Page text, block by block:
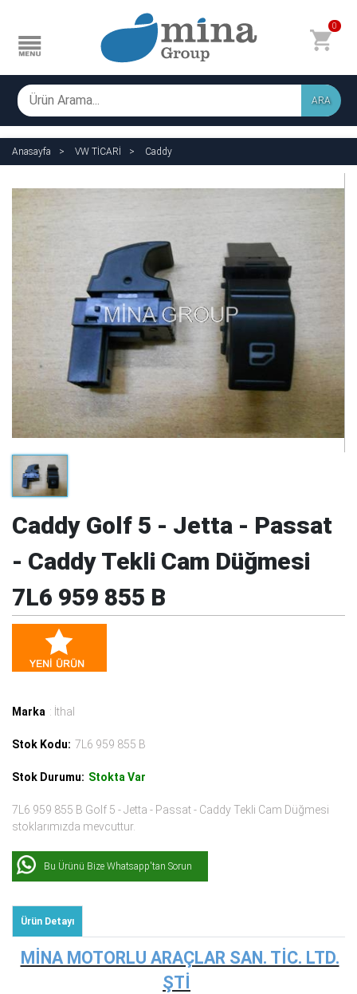
0
ARA
Anasayfa VW TİCARİ Caddy
Caddy Golf 5 - Jetta - Passat
- Caddy Tekli Cam Düğmesi
7L6 959 855 B
Marka : İthal
Stok Kodu: 7L6 959 855 B
Stok Durumu: Stokta Var
7L6 959 855 B Golf 5 - Jetta - Passat - Caddy Tekli Cam Düğmesi
stoklarımızda mevcuttur.
Bu Ürünü Bize Whatsapp'tan Sorun
Ürün Detayı
MİNA MOTORLU ARAÇLAR SAN. TİC. LTD.
ŞTİ